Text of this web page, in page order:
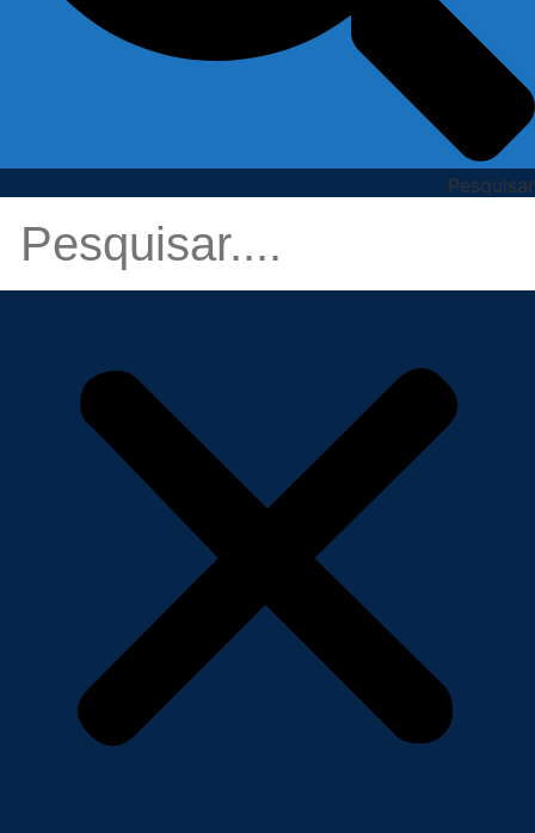
Pesquisar